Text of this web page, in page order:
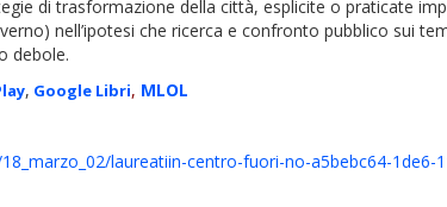
di trasformazione della città, esplicite o praticate
nell’ipotesi che ricerca e confronto pubblico sui
debole.
, Google Libri, MLOL
laureatiin-centro-fuori-no-a5bebc64-1de6-